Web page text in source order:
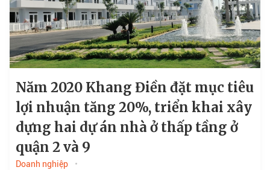
Năm 2020 Khang Điền đặt mục tiêu
lợi nhuận tăng 20%, triển khai xây
dựng hai dự án nhà ở thấp tầng ở
quận 2 và 9
Doanh nghiệp